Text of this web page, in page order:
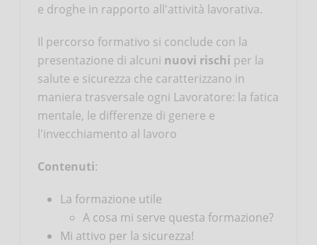
e droghe in rapporto all'attività lavorativa.
Il percorso formativo si conclude con la
presentazione di alcuni nuovi rischi per la
salute e sicurezza che caratterizzano in
maniera trasversale ogni Lavoratore: la fatica
mentale, le differenze di genere e
l'invecchiamento al lavoro
Contenuti:
La formazione utile
A cosa mi serve questa formazione?
Mi attivo per la sicurezza!